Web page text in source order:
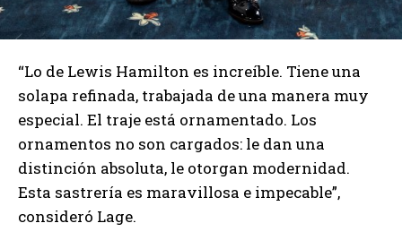
“Lo de Lewis Hamilton es increíble. Tiene una
solapa refinada, trabajada de una manera muy
especial. El traje está ornamentado. Los
ornamentos no son cargados: le dan una
distinción absoluta, le otorgan modernidad.
Esta sastrería es maravillosa e impecable”,
consideró Lage.